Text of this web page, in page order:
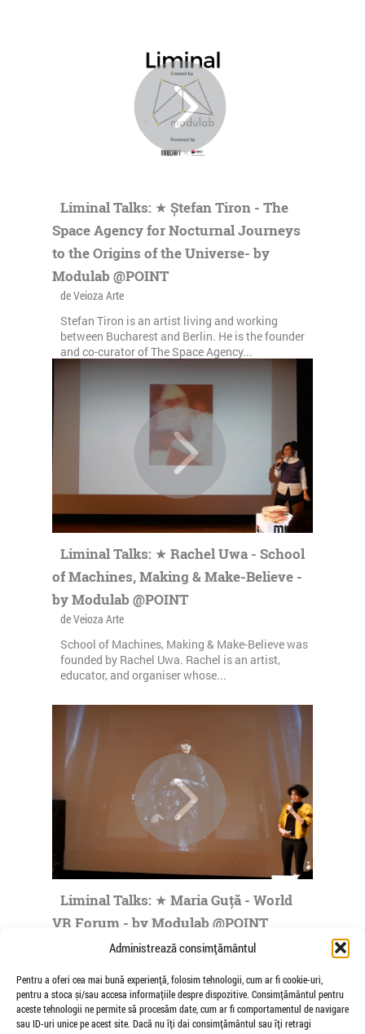
Administrează consimțământul
Pentru a oferi cea mai bună experiență, folosim tehnologii, cum ar fi cookie-uri,
pentru a stoca și/sau accesa informațiile despre dispozitive. Consimțământul pentru
aceste tehnologii ne permite să procesăm date, cum ar fi comportamentul de navigare
sau ID-uri unice pe acest site. Dacă nu îți dai consimțământul sau îți retragi
Liminal Talks: ★ Ștefan Tiron - The
Space Agency for Nocturnal Journeys
to the Origins of the Universe- by
Modulab @POINT
de Veioza Arte
Stefan Tiron is an artist living and working
between Bucharest and Berlin. He is the founder
and co-curator of The Space Agency...
Liminal Talks: ★ Rachel Uwa - School
of Machines, Making & Make-Believe -
by Modulab @POINT
de Veioza Arte
School of Machines, Making & Make-Believe was
founded by Rachel Uwa. Rachel is an artist,
educator, and organiser whose...
Liminal Talks: ★ Maria Guță - World
VR Forum - by Modulab @POINT
de Veioza Arte
where she made her practice in fields such as
visual communication, art direction...